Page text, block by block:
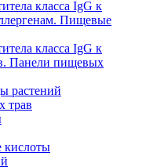
класса IgG к
Пищевые
класса IgG к
Панели пищевых
растений
трав